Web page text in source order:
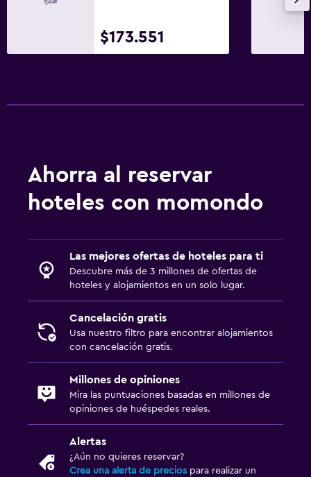
$173.551
Ahorra al reservar
hoteles con momondo
Las mejores ofertas de hoteles para ti
Descubre más de 3 millones de ofertas de
hoteles y alojamientos en un solo lugar.
Cancelación gratis
Usa nuestro filtro para encontrar alojamientos
con cancelación gratis.
Millones de opiniones
Mira las puntuaciones basadas en millones de
opiniones de huéspedes reales.
Alertas
¿Aún no quieres reservar?
Crea una alerta de precios para realizar un